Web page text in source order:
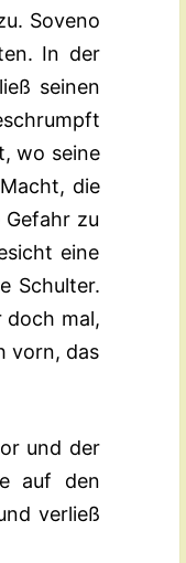
Soveno
In der
seinen
wo seine
die
zu
eine
Schulter.
doch mal,
vorn, das
und der
auf den
verließ